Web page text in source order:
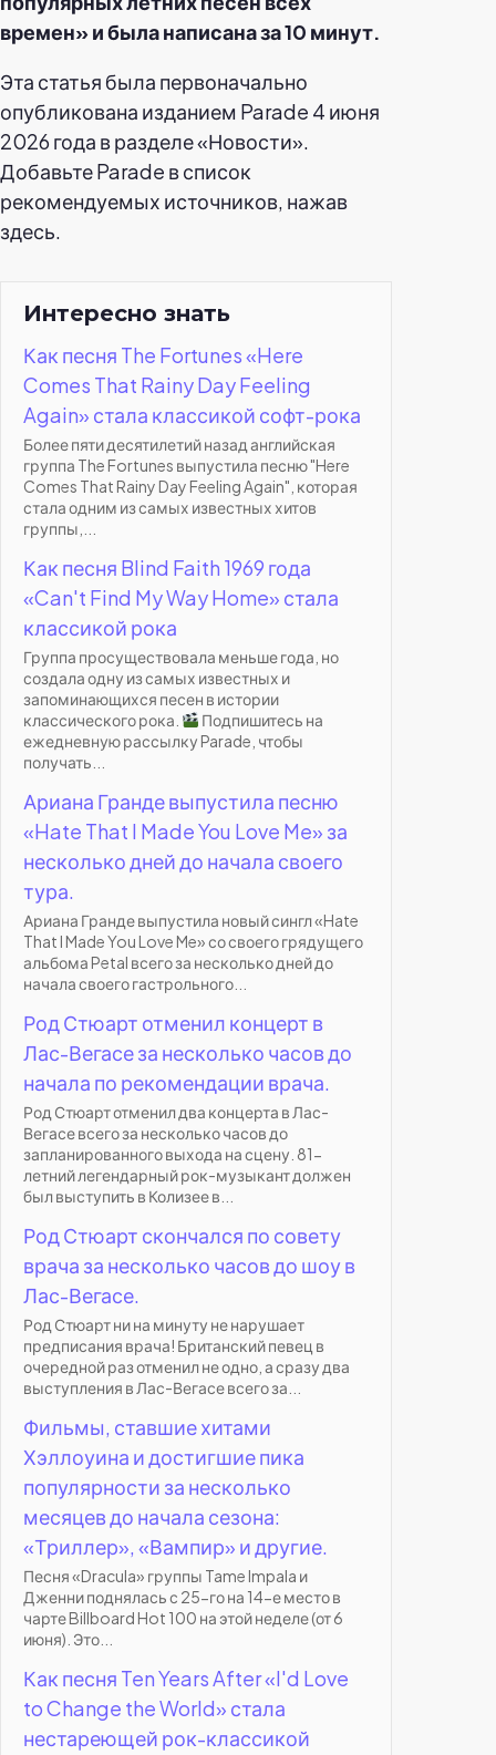
времен» и была написана за 10 минут.
Эта статья была первоначально
опубликована изданием Parade 4 июня
2026 года в разделе «Новости».
Добавьте Parade в список
рекомендуемых источников, нажав
здесь.
Интересно знать
Как песня The Fortunes «Here
Comes That Rainy Day Feeling
Again» стала классикой софт-рока
Более пяти десятилетий назад английская
группа The Fortunes выпустила песню "Here
Comes That Rainy Day Feeling Again", которая
стала одним из самых известных хитов
группы,...
Как песня Blind Faith 1969 года
«Can't Find My Way Home» стала
классикой рока
Группа просуществовала меньше года, но
создала одну из самых известных и
запоминающихся песен в истории
классического рока.
Подпишитесь на
ежедневную рассылку Parade, чтобы
получать...
Ариана Гранде выпустила песню
«Hate That I Made You Love Me» за
несколько дней до начала своего
тура.
Ариана Гранде выпустила новый сингл «Hate
That I Made You Love Me» со своего грядущего
альбома Petal всего за несколько дней до
начала своего гастрольного...
Род Стюарт отменил концерт в
Лас-Вегасе за несколько часов до
начала по рекомендации врача.
Род Стюарт отменил два концерта в Лас-
Вегасе всего за несколько часов до
запланированного выхода на сцену. 81-
летний легендарный рок-музыкант должен
был выступить в Колизее в...
Род Стюарт скончался по совету
врача за несколько часов до шоу в
Лас-Вегасе.
Род Стюарт ни на минуту не нарушает
предписания врача! Британский певец в
очередной раз отменил не одно, а сразу два
выступления в Лас-Вегасе всего за...
Фильмы, ставшие хитами
Хэллоуина и достигшие пика
популярности за несколько
месяцев до начала сезона:
«Триллер», «Вампир» и другие.
Песня «Dracula» группы Tame Impala и
Дженни поднялась с 25-го на 14-е место в
чарте Billboard Hot 100 на этой неделе (от 6
июня). Это...
Как песня Ten Years After «I'd Love
to Change the World» стала
нестареющей рок-классикой